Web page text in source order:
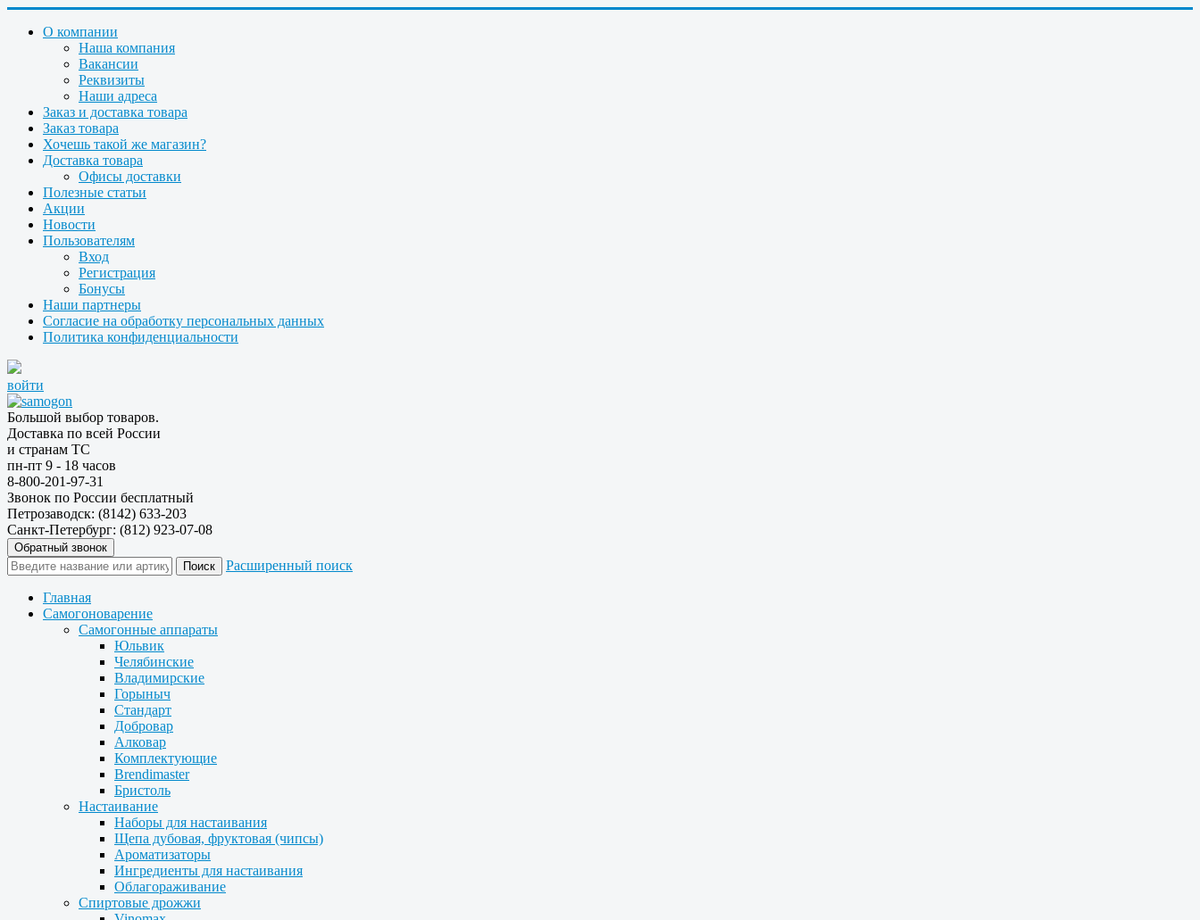
О компании
Наша компания
Вакансии
Реквизиты
Наши адреса
Заказ и доставка товара
Заказ товара
Хочешь такой же магазин?
Доставка товара
Офисы доставки
Полезные статьи
Акции
Новости
Пользователям
Вход
Регистрация
Бонусы
Наши партнеры
Согласие на обработку персональных данных
Политика конфиденциальности
войти
Большой выбор товаров.
Доставка по всей России
и странам ТС
пн-пт 9 - 18 часов
8-800-201-97-31
Звонок по России бесплатный
Петрозаводск: (8142) 633-203
Санкт-Петербург: (812) 923-07-08
Обратный звонок
Расширенный поиск
Главная
Самогоноварение
Самогонные аппараты
Юльвик
Челябинские
Владимирские
Горыныч
Стандарт
Добровар
Алковар
Комплектующие
Brendimaster
Бристоль
Настаивание
Наборы для настаивания
Щепа дубовая, фруктовая (чипсы)
Ароматизаторы
Ингредиенты для настаивания
Облагораживание
Спиртовые дрожжи